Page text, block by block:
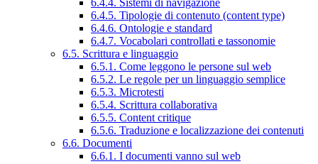
6.4.4. Sistemi di navigazione
6.4.5. Tipologie di contenuto (content type)
6.4.6. Ontologie e standard
6.4.7. Vocabolari controllati e tassonomie
6.5. Scrittura e linguaggio
6.5.1. Come leggono le persone sul web
6.5.2. Le regole per un linguaggio semplice
6.5.3. Microtesti
6.5.4. Scrittura collaborativa
6.5.5. Content critique
6.5.6. Traduzione e localizzazione dei contenuti
6.6. Documenti
6.6.1. I documenti vanno sul web